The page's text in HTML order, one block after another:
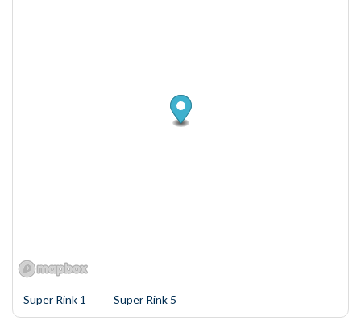
Super Rink 1 Super Rink 5